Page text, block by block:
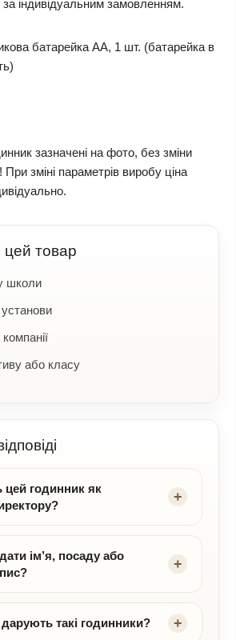
індивідуальним замовленням.
батарейка АА, 1 шт. (батарейка в
зазначені на фото, без зміни
При зміні параметрів виробу ціна
цей товар
школи
установи
або класу
цей годинник як
ім’я, посаду або
такі годинники?